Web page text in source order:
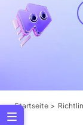
Startseite